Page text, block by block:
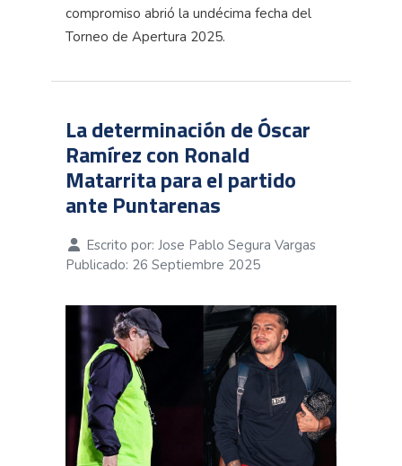
compromiso abrió la undécima fecha del
Torneo de Apertura 2025.
La determinación de Óscar
Ramírez con Ronald
Matarrita para el partido
ante Puntarenas
Escrito por: Jose Pablo Segura Vargas
Publicado: 26 Septiembre 2025